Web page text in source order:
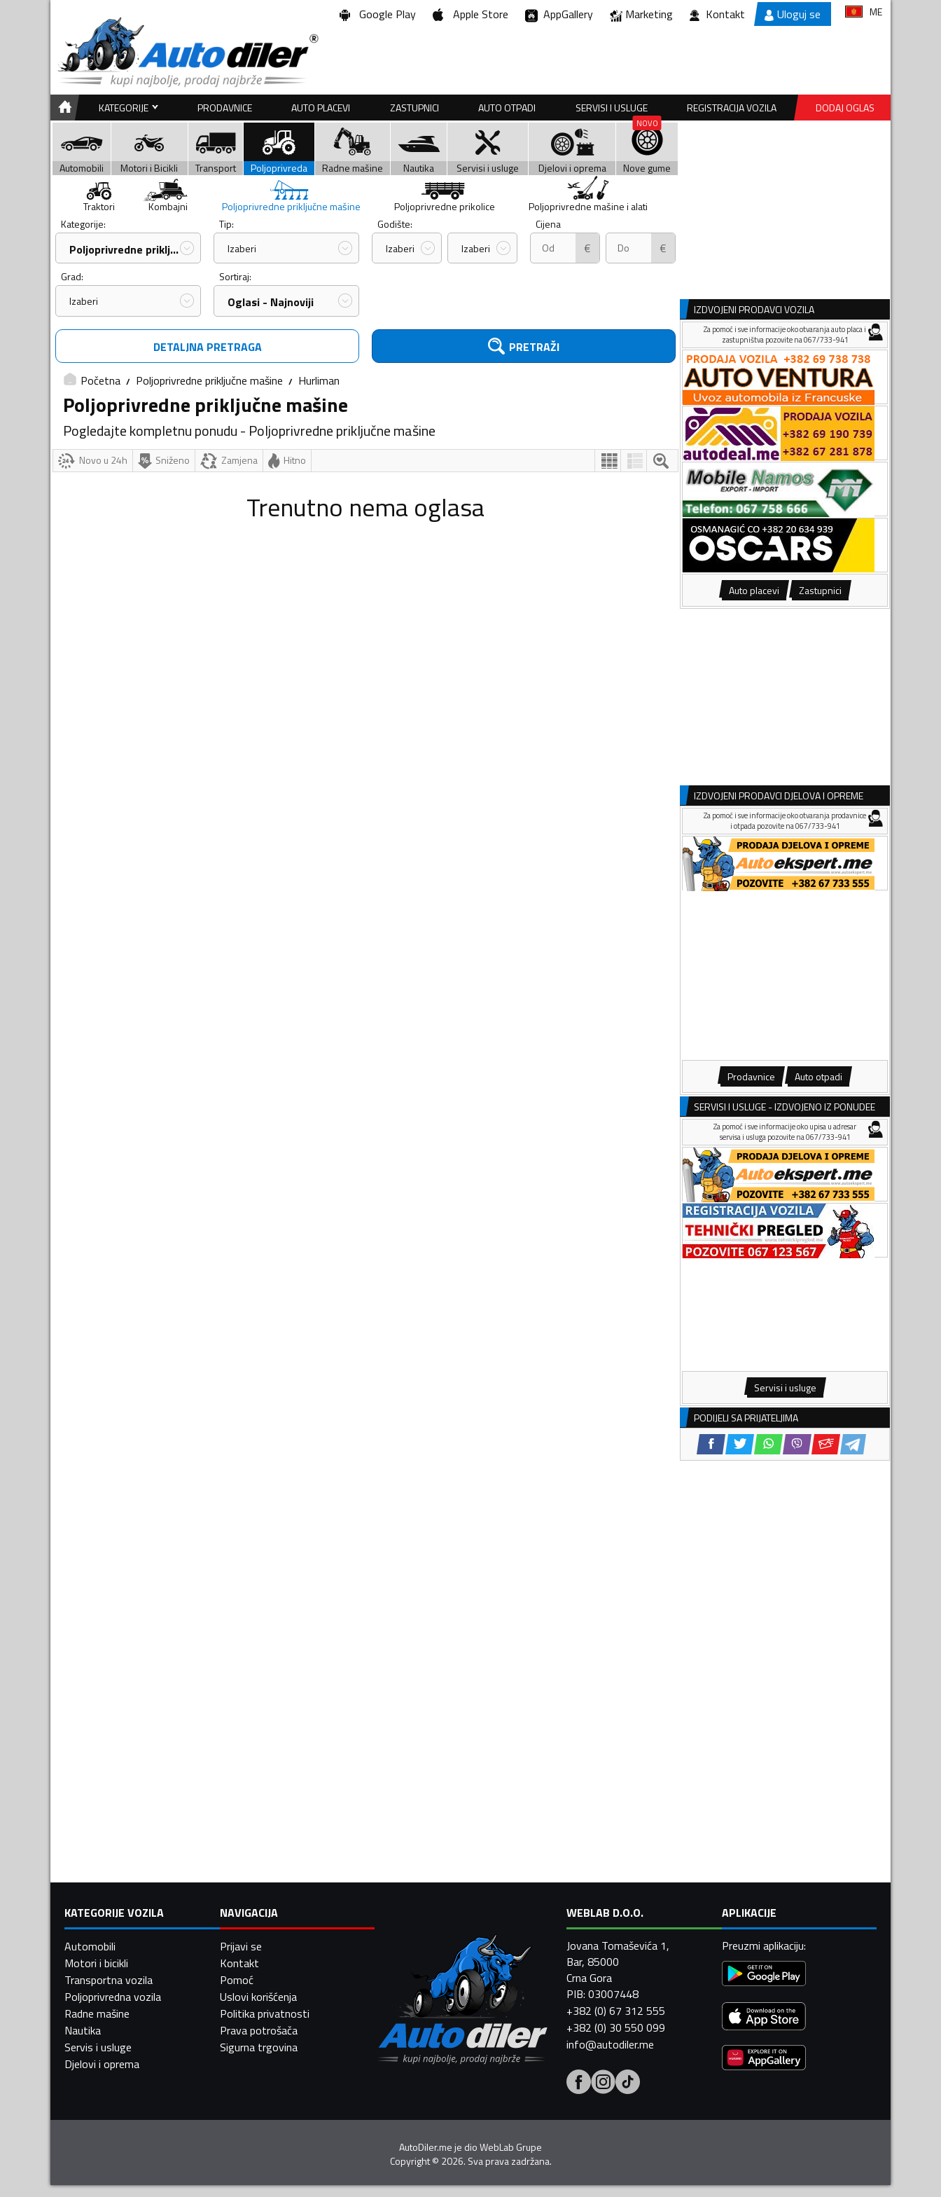
Google Play Apple Store AppGallery Marketing Kontakt Uloguj se ME
KATEGORIJE PRODAVNICE AUTO PLACEVI ZASTUPNICI AUTO OTPADI SERVISI I USLUGE REGISTRACIJA VOZILA DODAJ OGLAS
Automobili Motori i Bicikli Transport Poljoprivreda Radne mašine Nautika Servisi i usluge Djelovi i oprema Nove gume
Traktori Kombajni Poljoprivredne priključne mašine Poljoprivredne prikolice
Poljoprivredne mašine i alati
Kategorije:
Poljoprivredne priključne...
Tip:
Izaberi
Godište:
Izaberi
Izaberi
Cijena
€ €
Grad:
Izaberi
Sortiraj:
Oglasi - Najnoviji
DETALJNA PRETRAGA PRETRAŽI
Početna Poljoprivredne priključne mašine Hurliman
Poljoprivredne priključne mašine
Pogledajte kompletnu ponudu - Poljoprivredne priključne mašine
Novo u 24h Sniženo Zamjena Hitno
Trenutno nema oglasa
IZDVOJENI PRODAVCI VOZILA
Za pomoć i sve informacije oko otvaranja auto placa i
zastupništva pozovite na 067/733-941
Auto placevi Zastupnici
IZDVOJENI PRODAVCI DJELOVA I OPREME
Za pomoć i sve informacije oko otvaranja prodavnice
i otpada pozovite na 067/733-941
Prodavnice Auto otpadi
SERVISI I USLUGE - IZDVOJENO IZ PONUDEE
Za pomoć i sve informacije oko upisa u adresar
servisa i usluga pozovite na 067/733-941
Servisi i usluge
PODIJELI SA PRIJATELJIMA
KATEGORIJE VOZILA
Automobili
Motori i bicikli
Transportna vozila
Poljoprivredna vozila
Radne mašine
Nautika
Servis i usluge
Djelovi i oprema
NAVIGACIJA
Prijavi se
Kontakt
Pomoć
Uslovi korišćenja
Politika privatnosti
Prava potrošača
Sigurna trgovina
WEBLAB D.O.O.
Jovana Tomaševića 1,
Bar, 85000
Crna Gora
PIB: 03007448
+382 (0) 67 312 555
+382 (0) 30 550 099
info@autodiler.me
APLIKACIJE
Preuzmi aplikaciju:
AutoDiler.me je dioWebLab Grupe
Copyright© 2026. Sva prava zadržana.